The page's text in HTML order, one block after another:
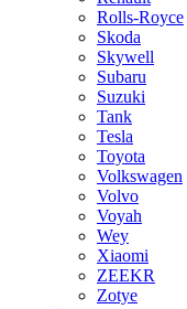
Rolls-Royce
Skoda
Skywell
Subaru
Suzuki
Tank
Tesla
Toyota
Volkswagen
Volvo
Voyah
Wey
Xiaomi
ZEEKR
Zotye